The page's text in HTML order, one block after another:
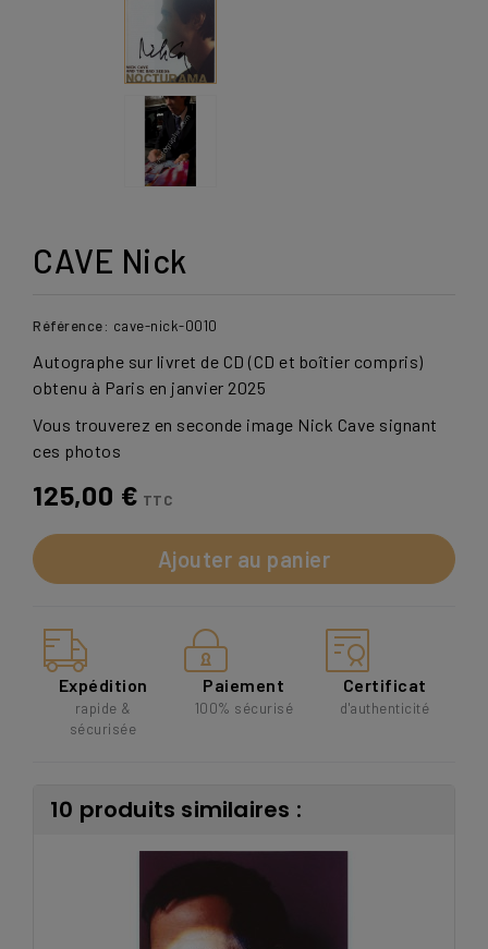
CAVE Nick
Référence: cave-nick-0010
Autographe sur livret de CD (CD et boîtier compris)
obtenu à Paris en janvier 2025
Vous trouverez en seconde image Nick Cave signant
ces photos
125,00 € TTC
Ajouter au panier
Expédition
rapide &
sécurisée
Paiement
100% sécurisé
Certificat
d'authenticité
10 produits similaires :